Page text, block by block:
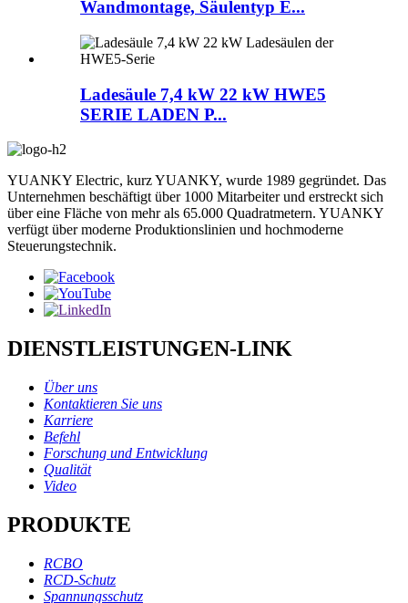
Wandmontage, Säulentyp E...
Ladesäule 7,4 kW 22 kW HWE5
SERIE LADEN P...
YUANKY Electric, kurz YUANKY, wurde 1989 gegründet. Das
Unternehmen beschäftigt über 1000 Mitarbeiter und erstreckt sich
über eine Fläche von mehr als 65.000 Quadratmetern. YUANKY
verfügt über moderne Produktionslinien und hochmoderne
Steuerungstechnik.
DIENSTLEISTUNGEN-LINK
Über uns
Kontaktieren Sie uns
Karriere
Befehl
Forschung und Entwicklung
Qualität
Video
PRODUKTE
RCBO
RCD-Schutz
Spannungsschutz